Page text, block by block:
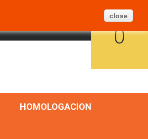
PANIER
0
HOMOLOGACION
close